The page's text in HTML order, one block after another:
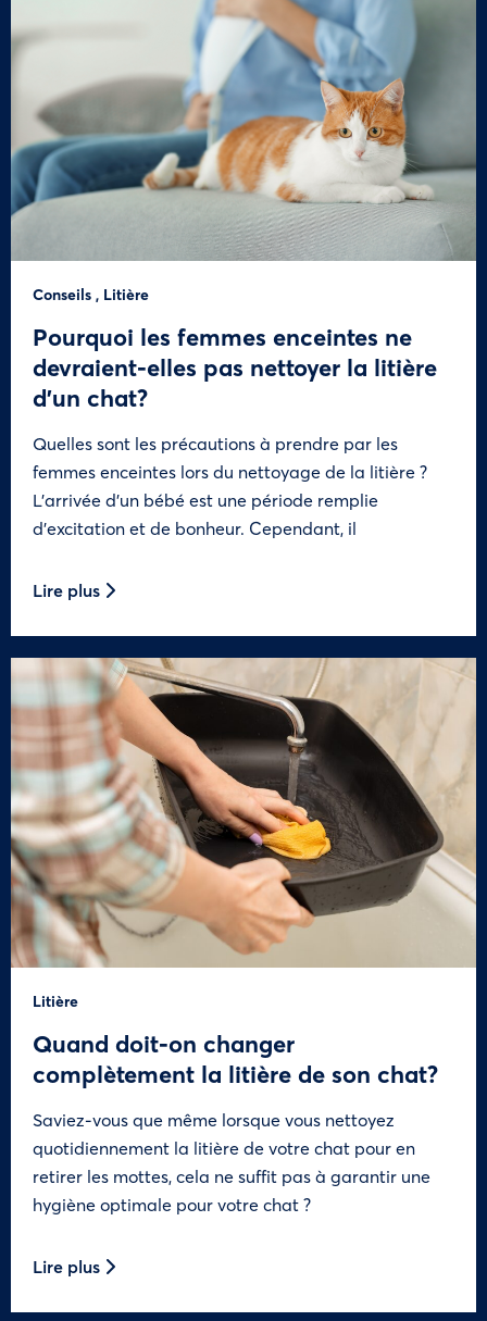
Conseils , Litière
Pourquoi les femmes enceintes ne
devraient-elles pas nettoyer la litière
d’un chat?
Quelles sont les précautions à prendre par les
femmes enceintes lors du nettoyage de la litière ?
L’arrivée d’un bébé est une période remplie
d’excitation et de bonheur. Cependant, il
Lire plus
Litière
Quand doit-on changer
complètement la litière de son chat?
Saviez-vous que même lorsque vous nettoyez
quotidiennement la litière de votre chat pour en
retirer les mottes, cela ne suffit pas à garantir une
hygiène optimale pour votre chat ?
Lire plus